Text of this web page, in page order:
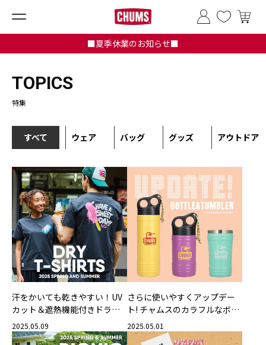
■夏季休業のお知らせ■
TOPICS
特集
すべて ウェア バッグ グッズ アウトドア
汗をかいても乾きやすい！UV
カット＆遮熱機能付きドライT
シャツ
2025.05.09
さらに使いやすくアップデー
ト! チャムスのカラフルなボト
ル＆タンブラー
2025.05.01